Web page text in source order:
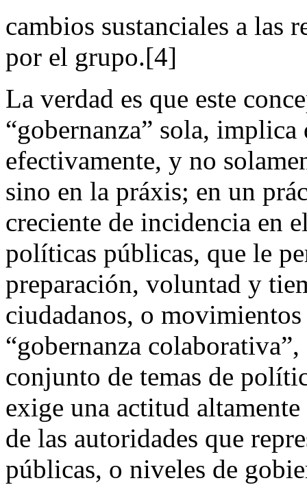
cambios sustanciales a las
por el grupo.[4]
La verdad es que este
“gobernanza” sola,
efectivamente, y no
sino en la práxis; en un
creciente de incidencia en
políticas públicas, que le
preparación, voluntad y
ciudadanos, o
“gobernanza
conjunto de temas de
exige una actitud
de las autoridades que
públicas, o niveles de